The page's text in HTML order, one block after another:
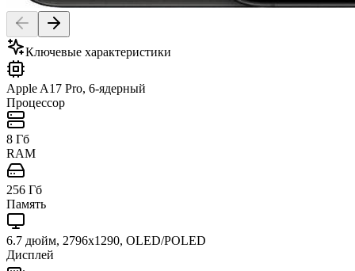
Ключевые характеристики
Apple A17 Pro, 6-ядерный
Процессор
8 Гб
RAM
256 Гб
Память
6.7 дюйм, 2796x1290, OLED/POLED
Дисплей